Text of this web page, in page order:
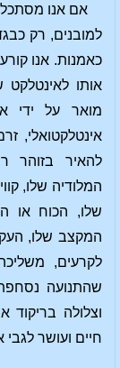
אם אנו
למובנים, רק
כאמנות. אנו
אותו לאינטלקט
מואר על ידי
אינטלקטואלי,
להאיר בזוהר
המלודיה שלו,
שלו, הכוח או
המקצב שלו,
לקרעים,
שהתנועה
וצלולה בריקוד
חיים ועושר